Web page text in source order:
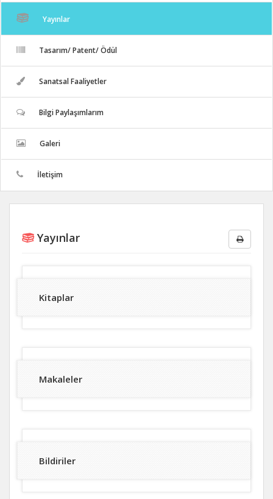
Yayınlar
Tasarım/ Patent/ Ödül
Sanatsal Faaliyetler
Bilgi Paylaşımlarım
Galeri
İletişim
Yayınlar
Kitaplar
Makaleler
Bildiriler